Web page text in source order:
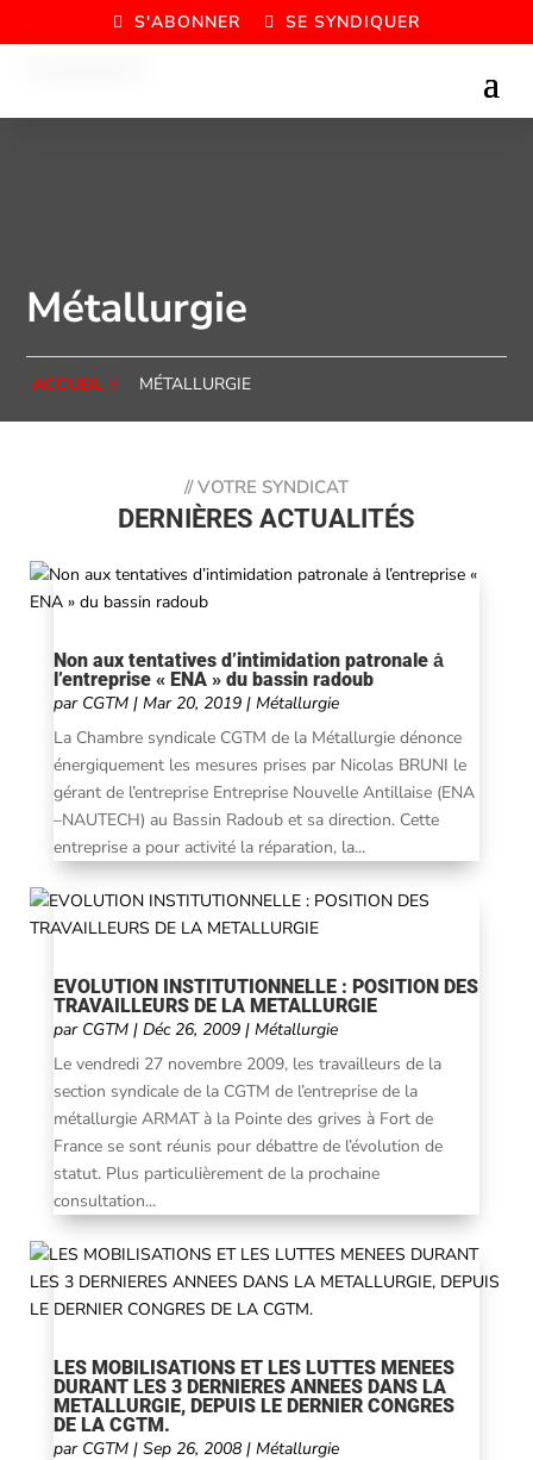
S'ABONNER SE SYNDIQUER
Métallurgie
ACCUEIL MÉTALLURGIE
//VOTRE SYNDICAT
DERNIÈRES ACTUALITÉS
Non aux tentatives d’intimidation patronale ȧ
l’entreprise « ENA » du bassin radoub
par CGTM| Mar 20, 2019| Métallurgie
La Chambre syndicale CGTM de la Métallurgie dénonce
énergiquement les mesures prises par Nicolas BRUNI le
gérant de l’entreprise Entreprise Nouvelle Antillaise (ENA
–NAUTECH) au Bassin Radoub et sa direction. Cette
entreprise a pour activité la réparation, la...
EVOLUTION INSTITUTIONNELLE : POSITION DES
TRAVAILLEURS DE LA METALLURGIE
par CGTM| Déc 26, 2009| Métallurgie
Le vendredi 27 novembre 2009, les travailleurs de la
section syndicale de la CGTM de l’entreprise de la
métallurgie ARMAT à la Pointe des grives à Fort de
France se sont réunis pour débattre de l’évolution de
statut. Plus particulièrement de la prochaine
consultation...
LES MOBILISATIONS ET LES LUTTES MENEES
DURANT LES 3 DERNIERES ANNEES DANS LA
METALLURGIE, DEPUIS LE DERNIER CONGRES
DE LA CGTM.
par CGTM| Sep 26, 2008| Métallurgie